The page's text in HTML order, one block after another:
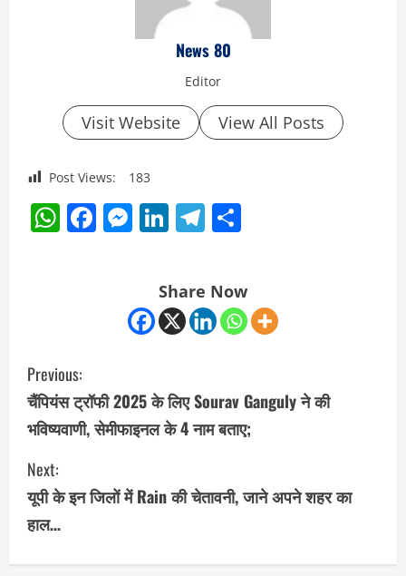
News 80
Editor
Visit Website View All Posts
Post Views: 183
WhatsApp
Facebook
Messenger
LinkedIn
Telegram
Share Now
C
o
n
t
i
n
Previous:
चैंपियंस ट्रॉफी 2025 के लिए Sourav Ganguly ने की
भविष्यवाणी, सेमीफाइनल के 4 नाम बताए;
Next:
यूपी के इन जिलों में Rain की चेतावनी, जाने अपने शहर का
हाल…